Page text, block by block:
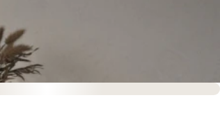
Sofort versandfertig